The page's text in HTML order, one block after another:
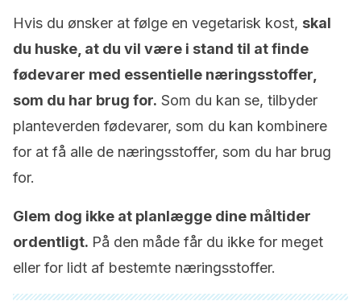
Hvis du ønsker at følge en vegetarisk kost, skal
du huske, at du vil være i stand til at finde
fødevarer med essentielle næringsstoffer,
som du har brug for. Som du kan se, tilbyder
planteverden fødevarer, som du kan kombinere
for at få alle de næringsstoffer, som du har brug
for.
Glem dog ikke at planlægge dine måltider
ordentligt. På den måde får du ikke for meget
eller for lidt af bestemte næringsstoffer.